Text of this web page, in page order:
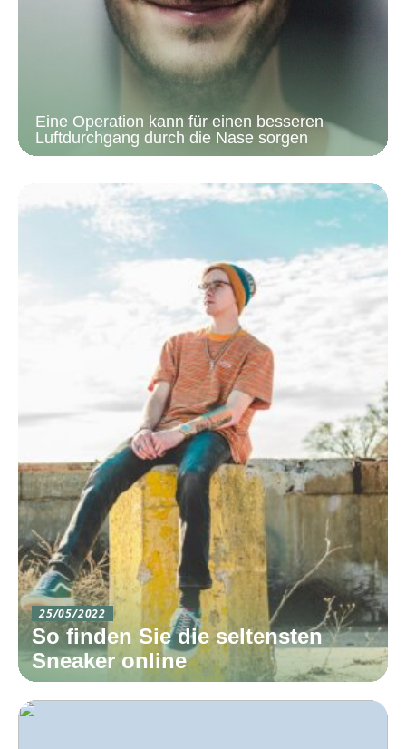
Eine Operation kann für einen besseren
Luftdurchgang durch die Nase sorgen
25/05/2022
So finden Sie die seltensten
Sneaker online